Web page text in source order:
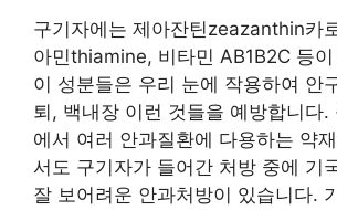
구기자에는 제아잔틴zeazanthin카
아민thiamine, 비타민 AB1B2C 등
이 성분들은 우리 눈에 작용하여 안
퇴, 백내장 이런 것들을 예방합니다.
에서 여러 안과질환에 다용하는 약
서도 구기자가 들어간 처방 중에 기
잘 보어려운 안과처방이 있습니다.